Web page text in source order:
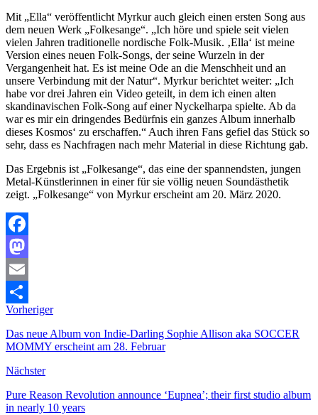
Mit „Ella“ veröffentlicht Myrkur auch gleich einen ersten Song aus
dem neuen Werk „Folkesange“. „Ich höre und spiele seit vielen
vielen Jahren traditionelle nordische Folk-Musik. ‚Ella‘ ist meine
Version eines neuen Folk-Songs, der seine Wurzeln in der
Vergangenheit hat. Es ist meine Ode an die Menschheit und an
unsere Verbindung mit der Natur“. Myrkur berichtet weiter: „Ich
habe vor drei Jahren ein Video geteilt, in dem ich einen alten
skandinavischen Folk-Song auf einer Nyckelharpa spielte. Ab da
war es mir ein dringendes Bedürfnis ein ganzes Album innerhalb
dieses Kosmos‘ zu erschaffen.“ Auch ihren Fans gefiel das Stück so
sehr, dass es Nachfragen nach mehr Material in diese Richtung gab.
Das Ergebnis ist „Folkesange“, das eine der spannendsten, jungen
Metal-Künstlerinnen in einer für sie völlig neuen Soundästhetik
zeigt. „Folkesange“ von Myrkur erscheint am 20. März 2020.
Facebook
Mastodon
Email
Teilen
Vorheriger
Das neue Album von Indie-Darling Sophie Allison aka SOCCER
MOMMY erscheint am 28. Februar
Nächster
Pure Reason Revolution announce ‘Eupnea’; their first studio album
in nearly 10 years